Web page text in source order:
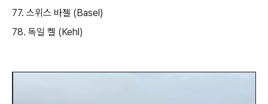
77. 스위스 바젤 (Basel)
78. 독일 켈 (Kehl)